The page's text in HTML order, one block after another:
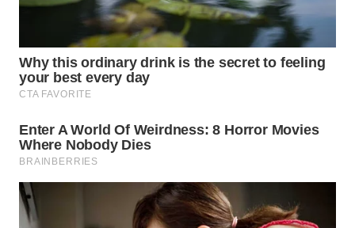
TEBING
TINGGI
WN
WN